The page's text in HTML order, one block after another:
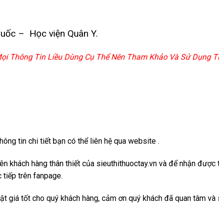
– Học viện Quân Y.
Thông Tin Liều Dùng Cụ Thể Nên Tham Khảo Và Sử Dụng
tin chi tiết bạn có thể liên hệ qua website .
khách hàng thân thiết của sieuthithuoctay.vn và để nhận
trên fanpage.
giá tốt cho quý khách hàng, cảm ơn quý khách đã quan tâm